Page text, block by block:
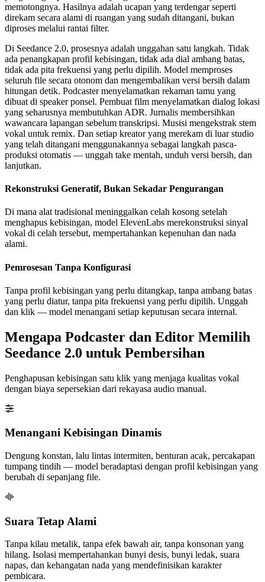
memotongnya. Hasilnya adalah ucapan yang terdengar seperti
direkam secara alami di ruangan yang sudah ditangani, bukan
diproses melalui rantai filter.
Di Seedance 2.0, prosesnya adalah unggahan satu langkah. Tidak
ada penangkapan profil kebisingan, tidak ada dial ambang batas,
tidak ada pita frekuensi yang perlu dipilih. Model memproses
seluruh file secara otonom dan mengembalikan versi bersih dalam
hitungan detik. Podcaster menyelamatkan rekaman tamu yang
dibuat di speaker ponsel. Pembuat film menyelamatkan dialog lokasi
yang seharusnya membutuhkan ADR. Jurnalis membersihkan
wawancara lapangan sebelum transkripsi. Musisi mengekstrak stem
vokal untuk remix. Dan setiap kreator yang merekam di luar studio
yang telah ditangani menggunakannya sebagai langkah pasca-
produksi otomatis — unggah take mentah, unduh versi bersih, dan
lanjutkan.
Rekonstruksi Generatif, Bukan Sekadar Pengurangan
Di mana alat tradisional meninggalkan celah kosong setelah
menghapus kebisingan, model ElevenLabs merekonstruksi sinyal
vokal di celah tersebut, mempertahankan kepenuhan dan nada
alami.
Pemrosesan Tanpa Konfigurasi
Tanpa profil kebisingan yang perlu ditangkap, tanpa ambang batas
yang perlu diatur, tanpa pita frekuensi yang perlu dipilih. Unggah
dan klik — model menangani setiap keputusan secara internal.
Mengapa Podcaster dan Editor Memilih
Seedance 2.0 untuk Pembersihan
Penghapusan kebisingan satu klik yang menjaga kualitas vokal
dengan biaya sepersekian dari rekayasa audio manual.
Menangani Kebisingan Dinamis
Dengung konstan, lalu lintas intermiten, benturan acak, percakapan
tumpang tindih — model beradaptasi dengan profil kebisingan yang
berubah di sepanjang file.
Suara Tetap Alami
Tanpa kilau metalik, tanpa efek bawah air, tanpa konsonan yang
hilang. Isolasi mempertahankan bunyi desis, bunyi ledak, suara
napas, dan kehangatan nada yang mendefinisikan karakter
pembicara.